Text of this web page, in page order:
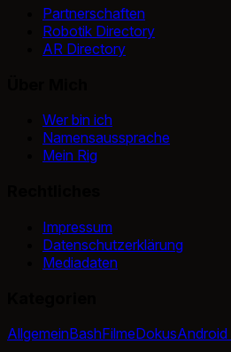
Partnerschaften
Robotik Directory
AR Directory
Wer bin ich
Namensaussprache
Mein Rig
Impressum
Datenschutzerklärung
Mediadaten
AllgemeinBashFilmeDokusAndroid